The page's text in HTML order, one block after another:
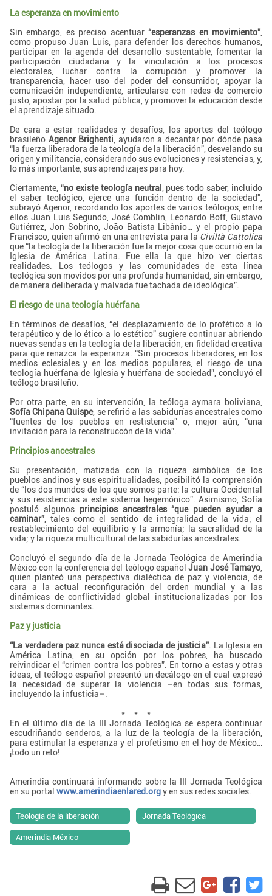
La esperanza en movimiento
Sin embargo, es preciso acentuar“esperanzas en movimiento”
como propuso Juan Luis, para defender los derechos humanos,
participar en la agenda del desarrollo sustentable, fomentar la
participación ciudadana y la vinculación a los procesos
electorales, luchar contra la corrupción y promover la
transparencia, hacer uso del poder del consumidor, apoyar la
comunicación independiente, articularse con redes de comercio
justo, apostar por la salud pública, y promover la educación desde
el aprendizaje situado.
De cara a estar realidades y desafíos, los aportes del teólogo
brasileño Agenor Brighenti , ayudaron a decantar por dónde pasa
“la fuerza liberadora de la teología de la liberación”, desvelando su
origen y militancia, considerando sus evoluciones y resistencias, y,
lo más importante, sus aprendizajes para hoy.
Ciertamente, “no existe teología neutral
, pues todo saber, incluido
el saber teológico, ejerce una función dentro de la sociedad”,
subrayó Agenor, recordando los aportes de varios teólogos, entre
ellos Juan Luis Segundo, José Comblin, Leonardo Boff, Gustavo
Gutiérrez, Jon Sobrino, João Batista Libânio… y el propio papa
Francisco, quien afirmó en una entrevista para la Civiltà Cattolica
que “la teología de la liberación fue la mejor cosa que ocurrió en la
Iglesia de América Latina. Fue ella la que hizo ver ciertas
realidades. Los teólogos y las comunidades de esta línea
teológica son movidos por una profunda humanidad, sin embargo,
de manera deliberada y malvada fue tachada de ideológica”.
El riesgo de una teología huérfana
En términos de desafíos, “el desplazamiento de lo profético a lo
terapéutico y de lo ético a lo estético” sugiere continuar abriendo
nuevas sendas en la teología de la liberación, en fidelidad creativa
para que renazca la esperanza. “Sin procesos liberadores, en los
medios eclesiales y en los medios populares, el riesgo de una
teología huérfana de Iglesia y huérfana de sociedad”, concluyó el
teólogo brasileño.
Por otra parte, en su intervención, la teóloga aymara boliviana,
Sofía Chipana Quispe, se refirió a las sabidurías ancestrales como
“fuentes de los pueblos en restistencia” o, mejor aún, “una
invitación para la reconstruccón de la vida”.
Principios ancestrales
Su presentación, matizada con la riqueza simbólica de los
pueblos andinos y sus espiritualidades, posibilitó la comprensión
de “los dos mundos de los que somos parte: la cultura Occidental
y sus resistencias a este sistema hegemónico”. Asimismo, Sofía
postuló algunos principios ancestrales “que pueden ayudar a
caminar” , tales como el sentido de integralidad de la vida; el
restablecimiento del equilibrio y la armonía; la sacralidad de la
vida; y la riqueza multicultural de las sabidurías ancestrales.
Concluyó el segundo día de la Jornada Teológica de Amerindia
México con la conferencia del teólogo españolJuan José Tamayo
quien planteó una perspectiva dialéctica de paz y violencia, de
cara a la actual reconfiguración del orden mundial y a las
dinámicas de conflictividad global institucionalizadas por los
sistemas dominantes.
Paz y justicia
“La verdadera paz nunca está disociada de justicia”. La Iglesia en
América Latina, en su opción por los pobres, ha buscado
reivindicar el “crimen contra los pobres”. En torno a estas y otras
ideas, el teólogo español presentó un decálogo en el cual expresó
la necesidad de superar la violencia –en todas sus formas,
incluyendo la infusticia–.
* * *
En el último día de la III Jornada Teológica se espera continuar
escudriñando senderos, a la luz de la teología de la liberación,
para estimular la esperanza y el profetismo en el hoy de México…
¡todo un reto!
Amerindia continuará informando sobre la III Jornada Teológica
en su portal www.amerindiaenlared.orgy en sus redes sociales.
Teología de la liberación Jornada Teológica
Amerindia México